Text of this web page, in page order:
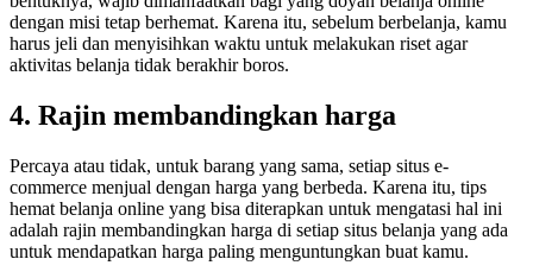
dengan misi tetap berhemat. Karena itu, sebelum berbelanja, kamu
harus jeli dan menyisihkan waktu untuk melakukan riset agar
aktivitas belanja tidak berakhir boros.
4. Rajin membandingkan harga
Percaya atau tidak, untuk barang yang sama, setiap situs e-
commerce menjual dengan harga yang berbeda. Karena itu, tips
hemat belanja online yang bisa diterapkan untuk mengatasi hal ini
adalah rajin membandingkan harga di setiap situs belanja yang ada
untuk mendapatkan harga paling menguntungkan buat kamu.